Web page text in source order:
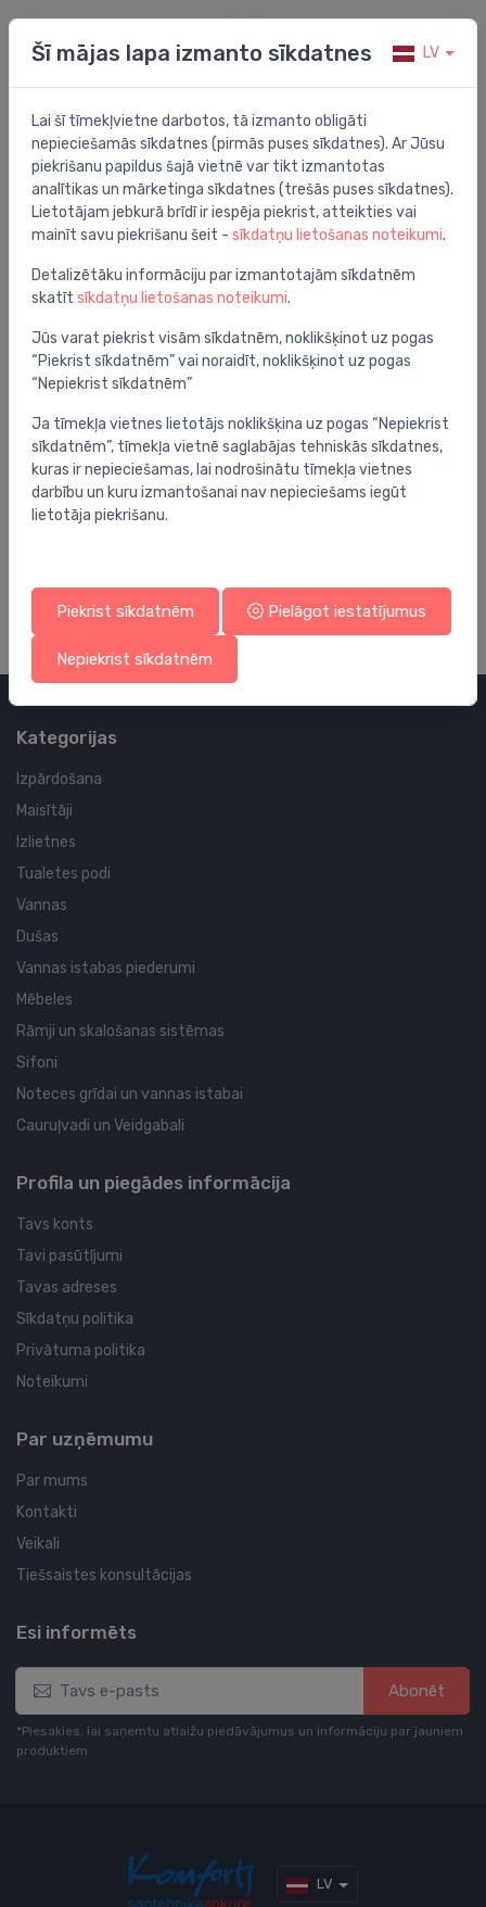
Kategorijas
Izpārdošana
Maisītāji
Izlietnes
Tualetes podi
Vannas
Dušas
Vannas istabas piederumi
Mēbeles
Rāmji un skalošanas sistēmas
Sifoni
Noteces grīdai un vannas istabai
Cauruļvadi un Veidgabali
Profila un piegādes informācija
Tavs konts
Tavi pasūtījumi
Tavas adreses
Sīkdatņu politika
Privātuma politika
Noteikumi
Par uzņēmumu
Par mums
Kontakti
Veikali
Tiešsaistes konsultācijas
Esi informēts
Abonēt
*Piesakies, lai saņemtu atlaižu piedāvājumus un informāciju par jauniem
produktiem
LV
Šī mājas lapa izmanto sīkdatnes LV
Lai šī tīmekļvietne darbotos, tā izmanto obligāti
nepieciešamās sīkdatnes (pirmās puses sīkdatnes). Ar Jūsu
piekrišanu papildus šajā vietnē var tikt izmantotas
analītikas un mārketinga sīkdatnes (trešās puses sīkdatnes).
Lietotājam jebkurā brīdī ir iespēja piekrist, atteikties vai
mainīt savu piekrišanu šeit - sīkdatņu lietošanas noteikumi.
Detalizētāku informāciju par izmantotajām sīkdatnēm
skatīt sīkdatņu lietošanas noteikumi.
Jūs varat piekrist visām sīkdatnēm, noklikšķinot uz pogas
“Piekrist sīkdatnēm” vai noraidīt, noklikšķinot uz pogas
“Nepiekrist sīkdatnēm”
Ja tīmekļa vietnes lietotājs noklikšķina uz pogas “Nepiekrist
sīkdatnēm”, tīmekļa vietnē saglabājas tehniskās sīkdatnes,
kuras ir nepieciešamas, lai nodrošinātu tīmekļa vietnes
darbību un kuru izmantošanai nav nepieciešams iegūt
lietotāja piekrišanu.
Piekrist sīkdatnēm Pielāgot iestatījumus
Nepiekrist sīkdatnēm